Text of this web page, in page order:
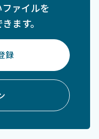
ァイルを
ます。
録